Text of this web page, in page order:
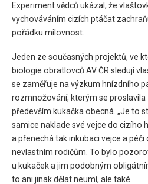
Experiment vědců ukázal, že
vychováváním cizích ptáčat
pořádku milovnost.
Jeden ze současných projektů, ve
biologie obratlovců AV ČR sledují
se zaměřuje na výzkum hnízdního
rozmnožování, kterým se proslavila
především kukačka obecná. „Je to
samice naklade své vejce do cizího
a přenechá tak inkubaci vejce a
nevlastním rodičům. To bylo
u kukaček a jim podobným
to ani jinak dělat neumí, ale také